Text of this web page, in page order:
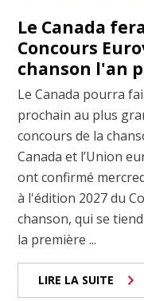
Le Canada
Concours
chanson l'an
Le Canada pourra
prochain au plus
concours de la
Canada et l’Union
ont confirmé
à l'édition 2027 du
chanson, qui se
la première ...
LIRE LA SUITE